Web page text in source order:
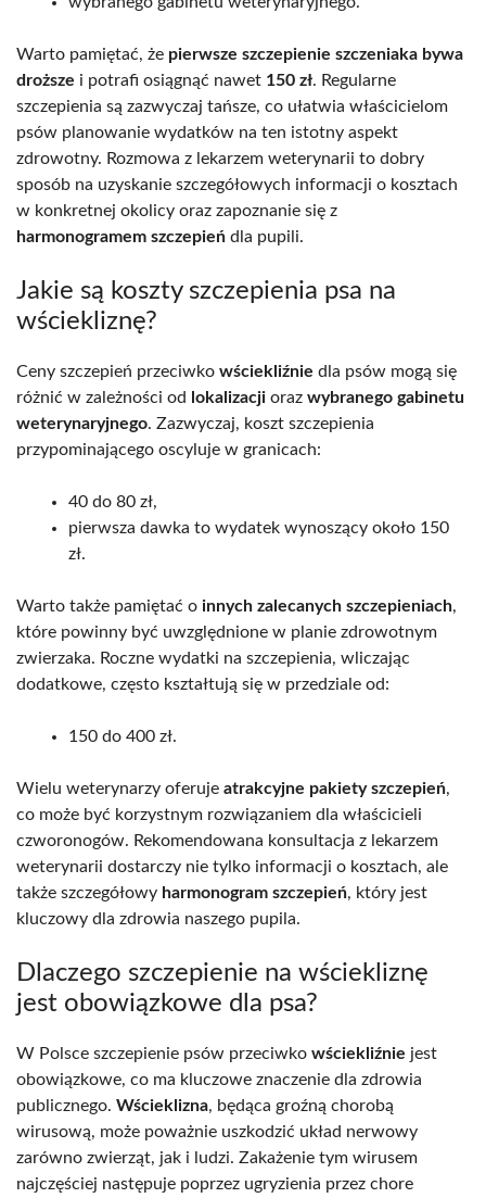
Warto pamiętać, że pierwsze szczepienie szczeniaka bywa
droższe i potrafi osiągnąć nawet 150 zł. Regularne
szczepienia są zazwyczaj tańsze, co ułatwia właścicielom
psów planowanie wydatków na ten istotny aspekt
zdrowotny. Rozmowa z lekarzem weterynarii to dobry
sposób na uzyskanie szczegółowych informacji o kosztach
w konkretnej okolicy oraz zapoznanie się z
harmonogramem szczepień dla pupili.
Jakie są koszty szczepienia psa na
wściekliznę?
Ceny szczepień przeciwko wściekliźnie dla psów mogą się
różnić w zależności od
lokalizacji oraz wybranego gabinetu
weterynaryjnego. Zazwyczaj, koszt szczepienia
przypominającego oscyluje w granicach:
40 do 80 zł,
pierwsza dawka to wydatek wynoszący około 150
zł.
Warto także pamiętać o innych zalecanych szczepieniach,
które powinny być uwzględnione w planie zdrowotnym
zwierzaka. Roczne wydatki na szczepienia, wliczając
dodatkowe, często kształtują się w przedziale od:
150 do 400 zł.
Wielu weterynarzy oferuje atrakcyjne pakiety szczepień,
co może być korzystnym rozwiązaniem dla właścicieli
czworonogów. Rekomendowana konsultacja z lekarzem
weterynarii dostarczy nie tylko informacji o kosztach, ale
także szczegółowy harmonogram szczepień, który jest
kluczowy dla zdrowia naszego pupila.
Dlaczego szczepienie na wściekliznę
jest obowiązkowe dla psa?
W Polsce szczepienie psów przeciwko wściekliźnie jest
obowiązkowe, co ma kluczowe znaczenie dla zdrowia
publicznego. Wścieklizna, będąca groźną chorobą
wirusową, może poważnie uszkodzić układ nerwowy
zarówno zwierząt, jak i ludzi. Zakażenie tym wirusem
najczęściej następuje poprzez ugryzienia przez chore